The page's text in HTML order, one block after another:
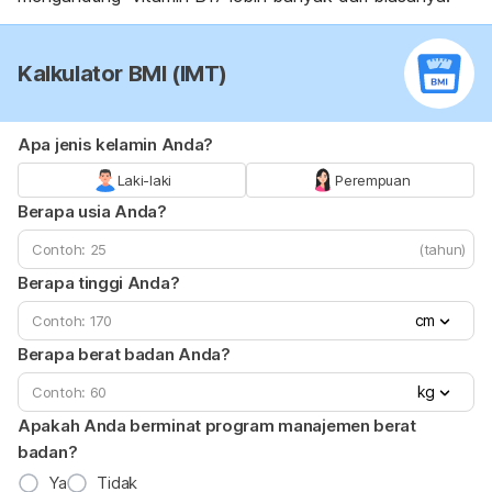
Kalkulator BMI (IMT)
Apa jenis kelamin Anda?
Laki-laki Perempuan
Berapa usia Anda?
(tahun)
Berapa tinggi Anda?
cm
Berapa berat badan Anda?
kg
Apakah Anda berminat program manajemen berat
badan?
Ya
Tidak